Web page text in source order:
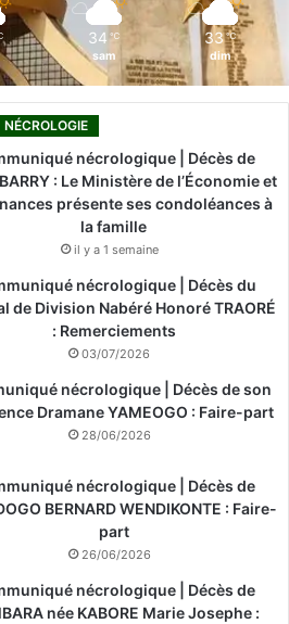
34 ℃
sam
33 ℃
dim
NÉCROLOGIE
nécrologique | Décès de
: Le Ministère de l’Économie et
présente ses condoléances à
la famille
il y a 1 semaine
nécrologique | Décès du
de Division Nabéré Honoré TRAORÉ
: Remerciements
03/07/2026
nécrologique | Décès de son
Dramane YAMEOGO : Faire-part
28/06/2026
nécrologique | Décès de
BERNARD WENDIKONTE : Faire-
part
26/06/2026
nécrologique | Décès de
née KABORE Marie Josephe :